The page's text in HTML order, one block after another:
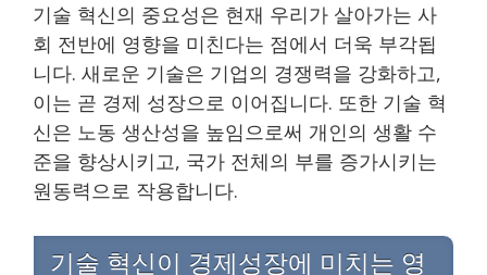
기술 혁신의 중요성은 현재 우리가 살아가는 사
회 전반에 영향을 미친다는 점에서 더욱 부각됩
니다. 새로운 기술은 기업의 경쟁력을 강화하고,
이는 곧 경제 성장으로 이어집니다. 또한 기술 혁
신은 노동 생산성을 높임으로써 개인의 생활 수
준을 향상시키고, 국가 전체의 부를 증가시키는
원동력으로 작용합니다.
기술 혁신이 경제성장에 미치는 영